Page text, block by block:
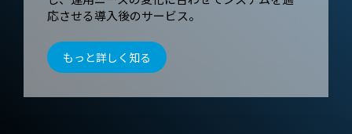
応させる導入後のサービス。
もっと詳しく知る